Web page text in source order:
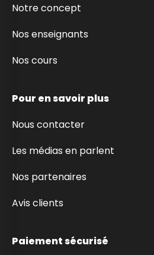
Notre concept
Nos enseignants
Nos cours
Pour en savoir plus
Nous contacter
Les médias en parlent
Nos partenaires
Avis clients
Paiement sécurisé